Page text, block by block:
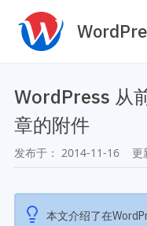
主机托管
SEO与全站运
案例
主题案例
WordPress 从
章的附件
发布于： 2014-11-16 更
本文介绍了在